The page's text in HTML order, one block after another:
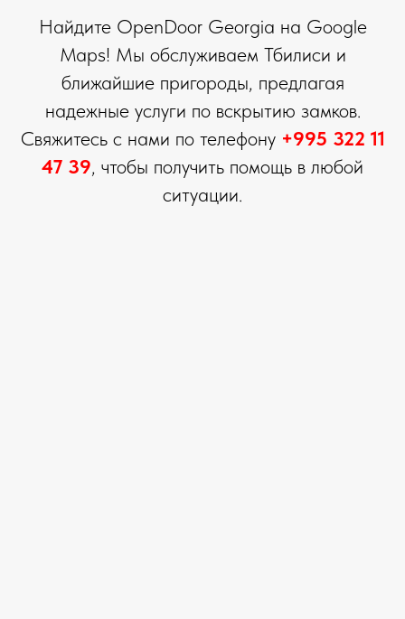
Найдите OpenDoor Georgia на Google
Maps! Мы обслуживаем Тбилиси и
ближайшие пригороды, предлагая
надежные услуги по вскрытию замков.
Свяжитесь с нами по телефону +995 322 11
47 39, чтобы получить помощь в любой
ситуации.